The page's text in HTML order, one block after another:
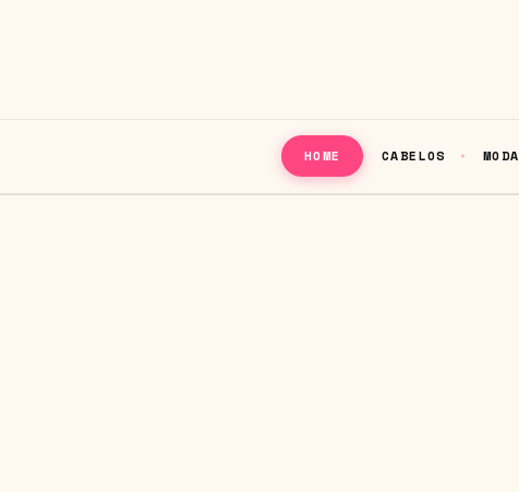
HOME CABELOS MODA